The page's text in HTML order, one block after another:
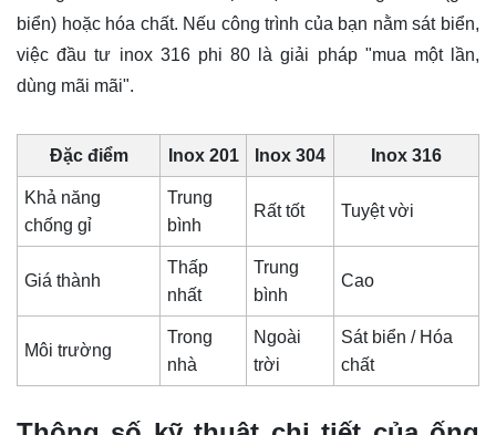
biển) hoặc hóa chất. Nếu công trình của bạn nằm sát biển,
việc đầu tư inox 316 phi 80 là giải pháp "mua một lần,
dùng mãi mãi".
Đặc điểm Inox 201 Inox 304 Inox 316
Khả năng
chống gỉ
Trung
bình
Rất tốt Tuyệt vời
Giá thành
Thấp
nhất
Trung
bình
Cao
Môi trường
Trong
nhà
Ngoài
trời
Sát biển / Hóa
chất